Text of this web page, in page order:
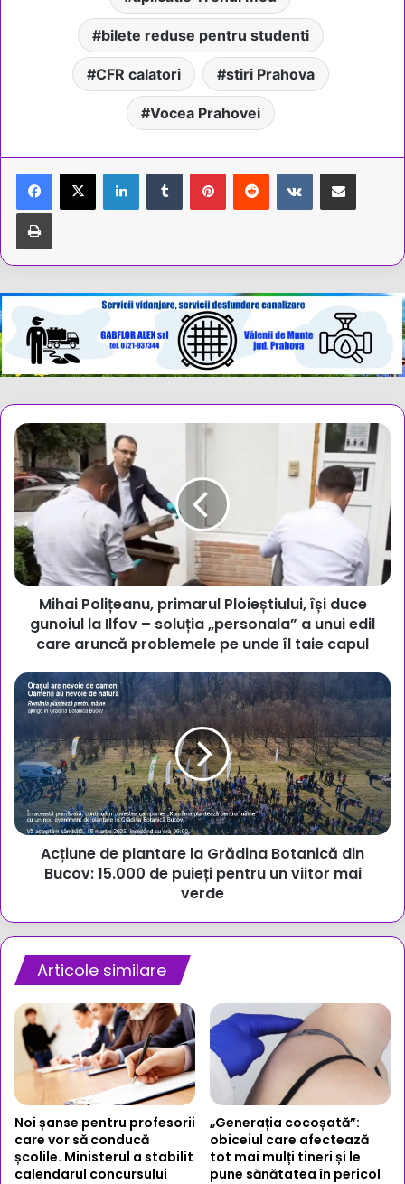
bilete reduse pentru studenti
CFR calatori stiri Prahova
Vocea Prahovei
LinkedInTumblr PinterestReddit VKontakteShare via Email
Tipărește
Mihai
Polițeanu,
primarul
Ploieștiului,
își
duce
gunoiul
la
Ilfov
soluția
„personala”
unui
edil
care
aruncă
problemele
pe
unde
îl
taie
Mihai Polițeanu, primarul Ploieștiului, își duce
gunoiul la Ilfov – soluția „personala” a unui edil
care aruncă problemele pe unde îl taie capul
Acțiune
de
plantare
la
Grădina
Botanică
din
Bucov:
15.000
viitor
verde
Acțiune de plantare la Grădina Botanică din
Bucov: 15.000 de puieți pentru un viitor mai
verde
Articole similare
Noi șanse pentru profesorii
care vor să conducă
școlile. Ministerul a stabilit
calendarul concursului
„Generația cocoșată”:
obiceiul care afectează
tot mai mulți tineri și le
pune sănătatea în pericol